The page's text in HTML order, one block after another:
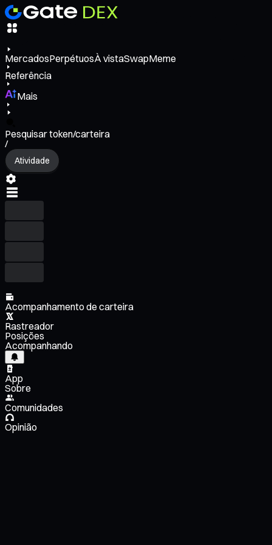
MercadosPerpétuosÀ vistaSwapMeme
Referência
Mais
Pesquisar token/carteira
/
Atividade
Acompanhamento de carteira
Rastreador
Posições
Acompanhando
App
Sobre
Comunidades
Opinião